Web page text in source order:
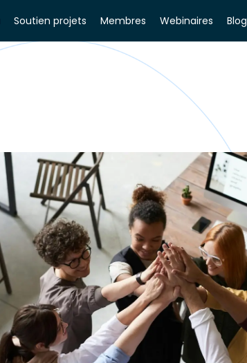
Soutien projets Membres Webinaires Blog